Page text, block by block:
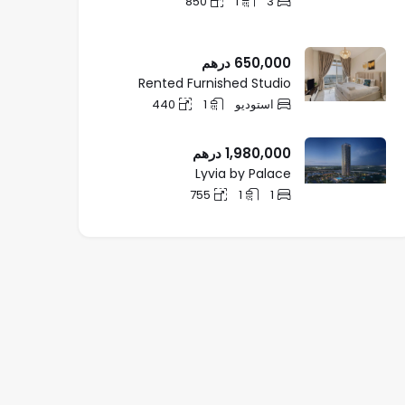
650,000 درهم
Rented Furnished Studio
استودیو 1
440
1,980,000درهم
Lyvia by Palace
1
1
755